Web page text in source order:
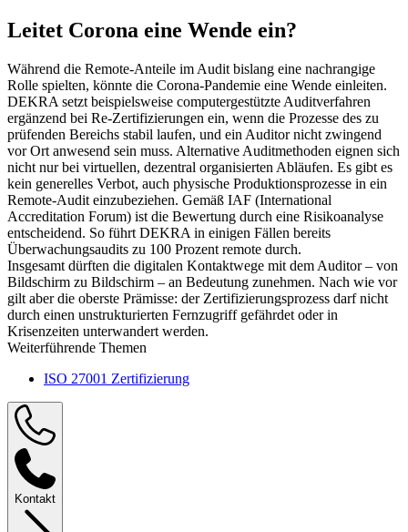
Leitet Corona eine Wende ein?
Während die Remote-Anteile im Audit bislang eine nachrangige
Rolle spielten, könnte die Corona-Pandemie eine Wende einleiten.
DEKRA setzt beispielsweise computergestützte Auditverfahren
ergänzend bei Re-Zertifizierungen ein, wenn die Prozesse des zu
prüfenden Bereichs stabil laufen, und ein Auditor nicht zwingend
vor Ort anwesend sein muss. Alternative Auditmethoden eignen sich
nicht nur bei virtuellen, dezentral organisierten Abläufen. Es gibt es
kein generelles Verbot, auch physische Produktionsprozesse in ein
Remote-Audit einzubeziehen. Gemäß IAF (International
Accreditation Forum) ist die Bewertung durch eine Risikoanalyse
entscheidend. So führt DEKRA in einigen Fällen bereits
Überwachungsaudits zu 100 Prozent remote durch.
Insgesamt dürften die digitalen Kontaktwege mit dem Auditor – von
Bildschirm zu Bildschirm – an Bedeutung zunehmen. Nach wie vor
gilt aber die oberste Prämisse: der Zertifizierungsprozess darf nicht
durch einen unstrukturierten Fernzugriff gefährdet oder in
Krisenzeiten unterwandert werden.
Weiterführende Themen
ISO 27001 Zertifizierung
Kontakt